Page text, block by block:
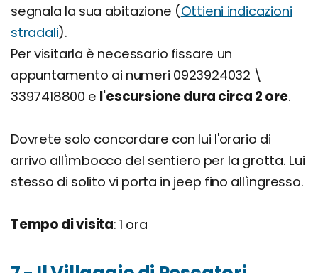
segnala la sua abitazione (Ottieni indicazioni
stradali).
Per visitarla è necessario fissare un
appuntamento ai numeri 0923924032 \
3397418800 e l'escursione dura circa 2 ore.
Dovrete solo concordare con lui l'orario di
arrivo all'imbocco del sentiero per la grotta. Lui
stesso di solito vi porta in jeep fino all'ingresso.
Tempo di visita: 1 ora